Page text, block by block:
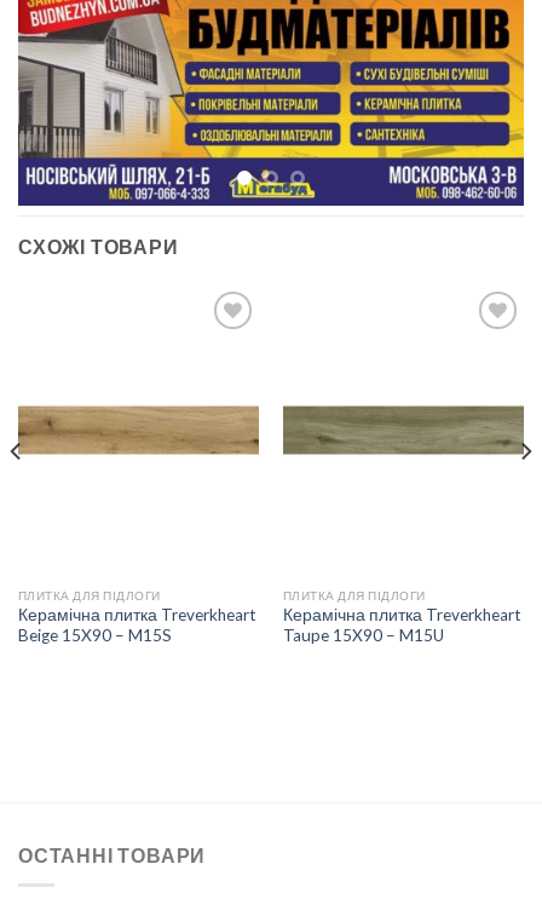
СХОЖІ ТОВАРИ
ДО
СПИСКУ
БАЖАНЬ
ПЛИТКА ДЛЯ ПІДЛОГИ
Керамічна плитка Treverkheart
Beige 15X90 – M15S
ДО
СПИСКУ
БАЖАНЬ
ПЛИТКА ДЛЯ ПІДЛОГИ
Керамічна плитка Treverkheart
Taupe 15X90 – M15U
ОСТАННІ ТОВАРИ